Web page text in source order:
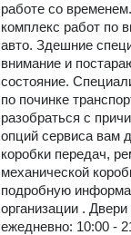
работе со
комплекс работ по
авто. Здешние
внимание и
состояние.
по починке
разобраться с
опций сервиса вам
коробки передач,
механической
подробную
организации .
ежедневно: 10:00 -